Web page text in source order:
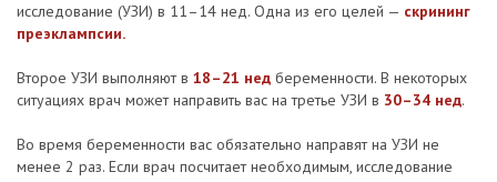
исследование (УЗИ) в 11–14 нед. Одна из его целей — скрининг
преэклампсии.
Второе УЗИ выполняют в 18–21 нед беременности. В некоторых
ситуациях врач может направить вас на третье УЗИ в 30–34 нед.
Во время беременности вас обязательно направят на УЗИ не
менее 2 раз. Если врач посчитает необходимым, исследование